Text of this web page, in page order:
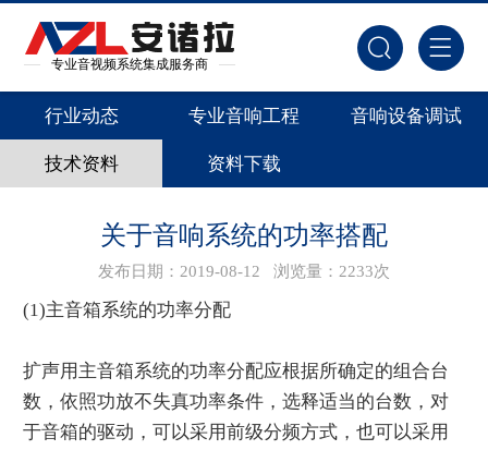
专业音视频系统集成服务商
行业动态 专业音响工程 音响设备调试
技术资料 资料下载
关于音响系统的功率搭配
发布日期：2019-08-12 浏览量：2233次
(1)主音箱系统的功率分配
扩声用主音箱系统的功率分配应根据所确定的组合台
数，依照功放不失真功率条件，选释适当的台数，对
于音箱的驱动，可以采用前级分频方式，也可以采用